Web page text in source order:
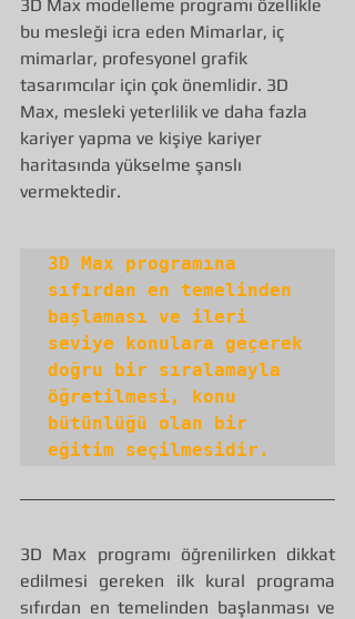
3D Max modelleme programı özellikle
bu mesleği icra eden Mimarlar, iç
mimarlar, profesyonel grafik
tasarımcılar için çok önemlidir. 3D
Max, mesleki yeterlilik ve daha fazla
kariyer yapma ve kişiye kariyer
haritasında yükselme şanslı
vermektedir.
3D Max programına
sıfırdan en temelinden
başlaması ve ileri
seviye konulara geçerek
doğru bir sıralamayla
öğretilmesi, konu
bütünlüğü olan bir
eğitim seçilmesidir.
3D Max programı öğrenilirken dikkat
edilmesi gereken ilk kural programa
sıfırdan en temelinden başlanması ve